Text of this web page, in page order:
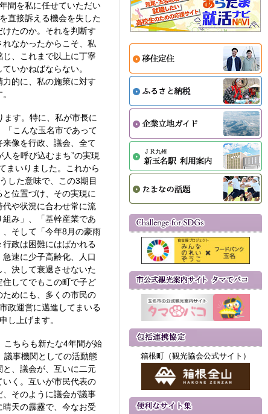
間を私に任せていただい
直接訴える機会を失した
たのか。それを判断す
なかったからこそ、私
、これまで以上に丁寧
いかねばならない。
的に、私の施策に対す
す。特に、私が市長に
「こんな玉名市であって
像を行政、議会、全て
を呼び込むまち”の実現
まいりました。これから
した意味で、この3期目
位置づけ、その実現に
や状況に合わせ常に流
み」、「基幹産業であ
そして「今年8月の豪雨
政は困難にはばかれる
速に少子高齢化、人口
決して衰退させないた
してでもこの町で子ど
めにも、多くの市民の
政運営に邁進してまいる
し上げます。
こちらも新たな4年間が始
議事機関としての活動態
、議会が、互いに二元
く。互いが市民代表の
そのように議会が議事
天の霹靂で、今なお受
箱根町（観光協会公式サイト）